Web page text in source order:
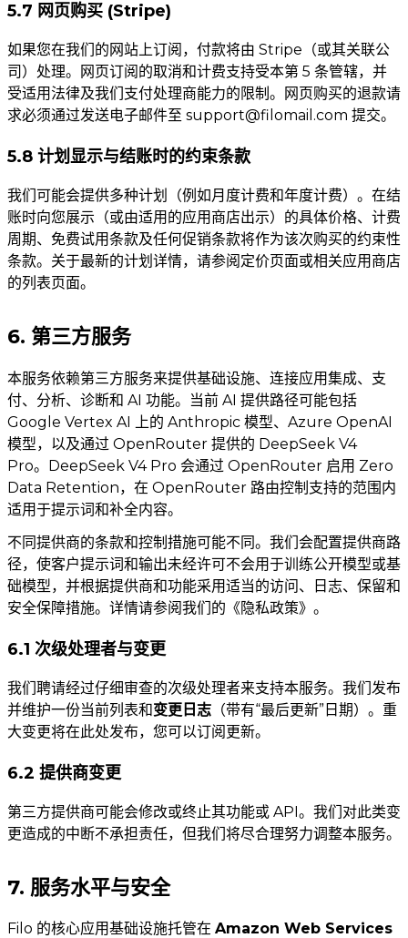
5.7 网页购买 (Stripe)
如果您在我们的网站上订阅，付款将由 Stripe（或其关联公
司）处理。网页订阅的取消和计费支持受本第 5 条管辖，并
受适用法律及我们支付处理商能力的限制。网页购买的退款请
求必须通过发送电子邮件至 support@filomail.com 提交。
5.8 计划显示与结账时的约束条款
我们可能会提供多种计划（例如月度计费和年度计费）。在结
账时向您展示（或由适用的应用商店出示）的具体价格、计费
周期、免费试用条款及任何促销条款将作为该次购买的约束性
条款。关于最新的计划详情，请参阅定价页面或相关应用商店
的列表页面。
6. 第三方服务
本服务依赖第三方服务来提供基础设施、连接应用集成、支
付、分析、诊断和 AI 功能。当前 AI 提供路径可能包括
Google Vertex AI 上的 Anthropic 模型、Azure OpenAI
模型，以及通过 OpenRouter 提供的 DeepSeek V4
Pro。DeepSeek V4 Pro 会通过 OpenRouter 启用 Zero
Data Retention，在 OpenRouter 路由控制支持的范围内
适用于提示词和补全内容。
不同提供商的条款和控制措施可能不同。我们会配置提供商路
径，使客户提示词和输出未经许可不会用于训练公开模型或基
础模型，并根据提供商和功能采用适当的访问、日志、保留和
安全保障措施。详情请参阅我们的《隐私政策》。
6.1 次级处理者与变更
我们聘请经过仔细审查的次级处理者来支持本服务。我们发布
并维护一份当前列表和变更日志 （带有“最后更新”日期）。重
大变更将在此处发布，您可以订阅更新。
6.2 提供商变更
第三方提供商可能会修改或终止其功能或 API。我们对此类变
更造成的中断不承担责任，但我们将尽合理努力调整本服务。
7. 服务水平与安全
Filo 的核心应用基础设施托管在 Amazon Web Services